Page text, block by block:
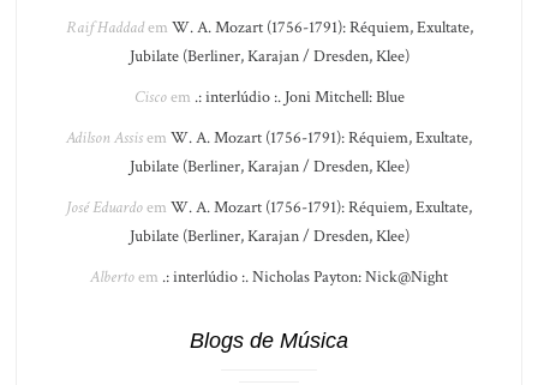
Raif Haddadem W. A. Mozart (1756-1791): Réquiem, Exultate,
Jubilate (Berliner, Karajan / Dresden, Klee)
Ciscoem .: interlúdio :. Joni Mitchell: Blue
Adilson Assisem W. A. Mozart (1756-1791): Réquiem, Exultate,
Jubilate (Berliner, Karajan / Dresden, Klee)
José Eduardoem W. A. Mozart (1756-1791): Réquiem, Exultate,
Jubilate (Berliner, Karajan / Dresden, Klee)
Albertoem .: interlúdio :. Nicholas Payton: Nick@Night
Blogs de Música